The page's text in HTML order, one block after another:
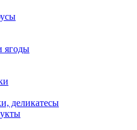
ягоды
деликатесы